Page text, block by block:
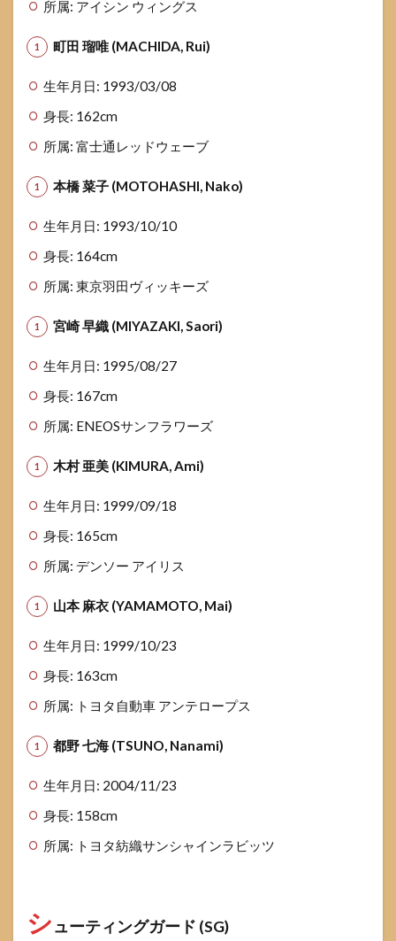
目チー
チケ
ット
情報
戦ガ
1.6.1
リンピ
スケ チ
ケット
チケッ
のコツ
1.7
ーツ
強の
オン
ライ
ンス
クー
活用
法
1.7.1
インス
のメリ
無料体
験のす
すめ
所属: アイシン ウィングス
町田 瑠唯 (MACHIDA, Rui)
生年月日: 1993/03/08
身長: 162cm
所属: 富士通レッドウェーブ
本橋 菜子 (MOTOHASHI, Nako)
生年月日: 1993/10/10
身長: 164cm
所属: 東京羽田ヴィッキーズ
宮崎 早織 (MIYAZAKI, Saori)
生年月日: 1995/08/27
身長: 167cm
所属: ENEOSサンフラワーズ
木村 亜美 (KIMURA, Ami)
生年月日: 1999/09/18
身長: 165cm
所属: デンソー アイリス
山本 麻衣 (YAMAMOTO, Mai)
生年月日: 1999/10/23
身長: 163cm
所属: トヨタ自動車 アンテロープス
都野 七海 (TSUNO, Nanami)
生年月日: 2004/11/23
身長: 158cm
所属: トヨタ紡織サンシャインラビッツ
シューティングガード (SG)